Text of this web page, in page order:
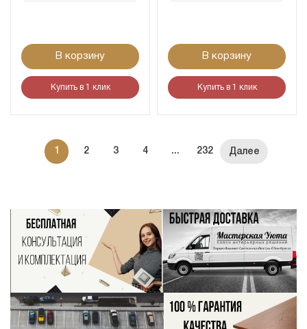
В корзину
Купить в 1 клик
В корзину
Купить в 1 клик
1 2 3 4 ... 232